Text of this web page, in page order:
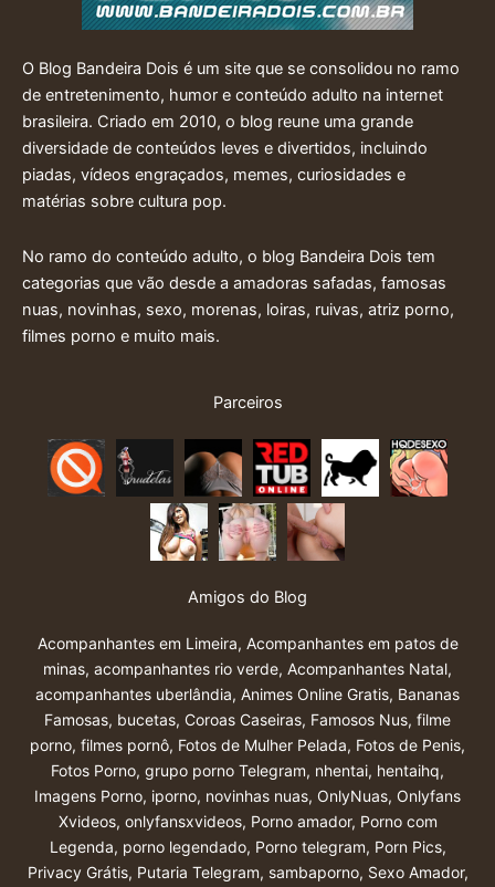
O Blog Bandeira Dois é um site que se consolidou no ramo
de entretenimento, humor e conteúdo adulto na internet
brasileira. Criado em 2010, o blog reune uma grande
diversidade de conteúdos leves e divertidos, incluindo
piadas, vídeos engraçados, memes, curiosidades e
matérias sobre cultura pop.
No ramo do conteúdo adulto, o blog Bandeira Dois tem
categorias que vão desde a amadoras safadas, famosas
nuas, novinhas, sexo, morenas, loiras, ruivas, atriz porno,
filmes porno e muito mais.
Parceiros
Amigos do Blog
Acompanhantes em Limeira, Acompanhantes em patos de
minas, acompanhantes rio verde, Acompanhantes Natal,
acompanhantes uberlândia, Animes Online Gratis, Bananas
Famosas, bucetas, Coroas Caseiras, Famosos Nus, filme
porno, filmes pornô, Fotos de Mulher Pelada, Fotos de Penis,
Fotos Porno, grupo porno Telegram, nhentai, hentaihq,
Imagens Porno, iporno, novinhas nuas, OnlyNuas, Onlyfans
Xvideos, onlyfansxvideos, Porno amador, Porno com
Legenda, porno legendado, Porno telegram, Porn Pics,
Privacy Grátis, Putaria Telegram, sambaporno, Sexo Amador,